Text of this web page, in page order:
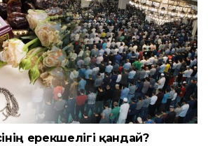
ерекшелігі қандай?